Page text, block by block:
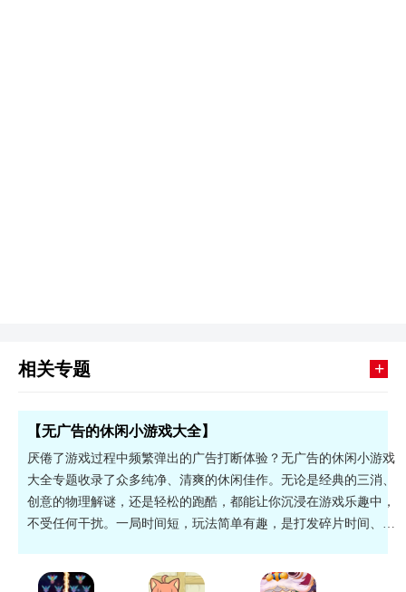
相关专题 +
【无广告的休闲小游戏大全】
厌倦了游戏过程中频繁弹出的广告打断体验？无广告的休闲小游戏
大全专题收录了众多纯净、清爽的休闲佳作。无论是经典的三消、
创意的物理解谜，还是轻松的跑酷，都能让你沉浸在游戏乐趣中，
不受任何干扰。一局时间短，玩法简单有趣，是打发碎片时间、放